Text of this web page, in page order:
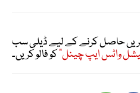
حاصل کرنے کے لیے ڈیلی سب
واٹس ایپ چینل"کو فالو کریں۔